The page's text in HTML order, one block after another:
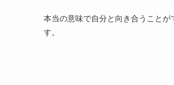
本当の意味で自分と向き合うこと
す。